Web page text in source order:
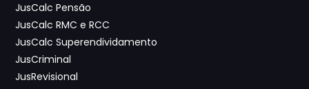
JusCalc Pensão
JusCalc RMC e RCC
JusCalc Superendividamento
JusCriminal
JusRevisional